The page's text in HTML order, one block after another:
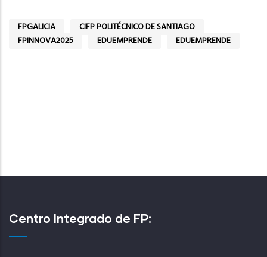
FPGALICIA
CIFP POLITÉCNICO DE SANTIAGO
FPINNOVA2025
EDUEMPRENDE EDUEMPRENDE
Centro Integrado de FP: